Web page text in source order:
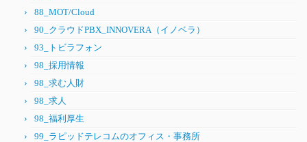
88_MOT/Cloud
90_クラウドPBX_INNOVERA（イノベラ）
93_トビラフォン
98_採用情報
98_求む人財
98_求人
98_福利厚生
99_ラピッドテレコムのオフィス・事務所